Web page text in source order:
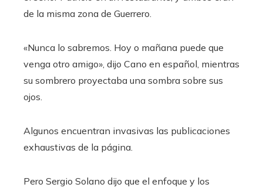
de la misma zona de Guerrero.
«Nunca lo sabremos. Hoy o mañana puede que
venga otro amigo», dijo Cano en español, mientras
su sombrero proyectaba una sombra sobre sus
ojos.
Algunos encuentran invasivas las publicaciones
exhaustivas de la página.
Pero Sergio Solano dijo que el enfoque y los